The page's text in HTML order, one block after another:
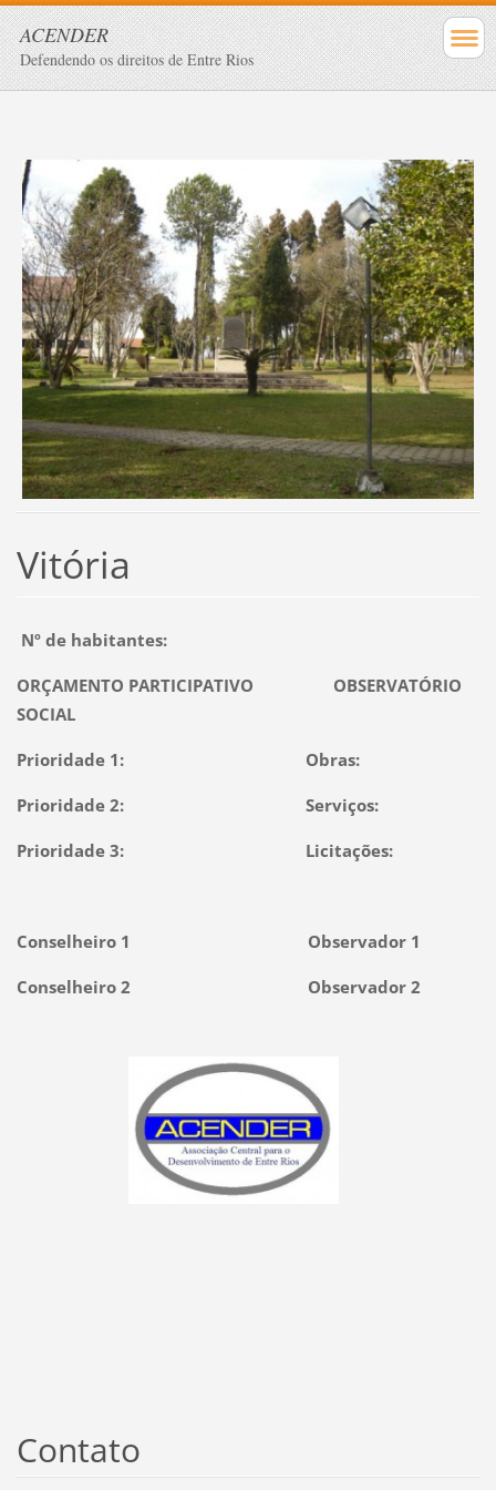
ACENDER
Defendendo os direitos de Entre Rios
Vitória
Nº de habitantes:
ORÇAMENTO PARTICIPATIVO OBSERVATÓRIO
SOCIAL
Prioridade 1: Obras:
Prioridade 2: Serviços:
Prioridade 3: Licitações:
Conselheiro 1 Observador 1
Conselheiro 2 Observador 2
Contato